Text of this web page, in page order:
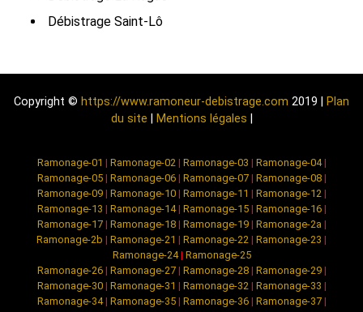
Débistrage Saint-Lô
Copyright © https://www.ramoneur-debistrage.com 2019 | Plan
du site
Mentions légales
Ramonage-01 | Ramonage-02| Ramonage-03 | Ramonage-04|
Ramonage-05| Ramonage-06| Ramonage-07| Ramonage-08|
Ramonage-09| Ramonage-10| Ramonage-11 | Ramonage-12|
Ramonage-13 | Ramonage-14| Ramonage-15| Ramonage-16|
Ramonage-17| Ramonage-18| Ramonage-19| Ramonage-2a |
Ramonage-2b | Ramonage-21 | Ramonage-22 | Ramonage-23 |
Ramonage-24| Ramonage-25
Ramonage-26| Ramonage-27| Ramonage-28| Ramonage-29|
Ramonage-30| Ramonage-31 | Ramonage-32| Ramonage-33 |
Ramonage-34| Ramonage-35| Ramonage-36| Ramonage-37|